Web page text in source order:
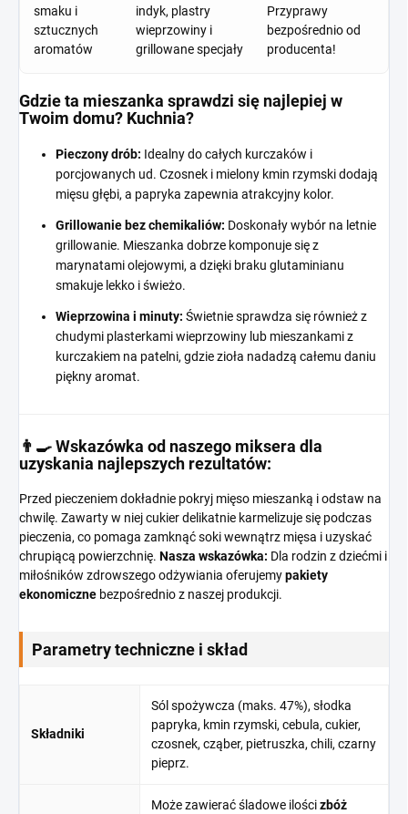
smaku i
sztucznych
aromatów
indyk, plastry
wieprzowiny i
grillowane specjały
Przyprawy
bezpośrednio od
producenta!
Gdzie ta mieszanka sprawdzi się najlepiej w
Twoim domu? Kuchnia?
Pieczony drób: Idealny do całych kurczaków i
porcjowanych ud. Czosnek i mielony kmin rzymski dodają
mięsu głębi, a papryka zapewnia atrakcyjny kolor.
Grillowanie bez chemikaliów: Doskonały wybór na letnie
grillowanie. Mieszanka dobrze komponuje się z
marynatami olejowymi, a dzięki braku glutaminianu
smakuje lekko i świeżo.
Wieprzowina i minuty: Świetnie sprawdza się również z
chudymi plasterkami wieprzowiny lub mieszankami z
kurczakiem na patelni, gdzie zioła nadadzą całemu daniu
piękny aromat.
👨‍🍳 Wskazówka od naszego miksera dla
uzyskania najlepszych rezultatów:
Przed pieczeniem dokładnie pokryj mięso mieszanką i odstaw na
chwilę. Zawarty w niej cukier delikatnie karmelizuje się podczas
pieczenia, co pomaga zamknąć soki wewnątrz mięsa i uzyskać
chrupiącą powierzchnię. Nasza wskazówka: Dla rodzin z dziećmi i
miłośników zdrowszego odżywiania oferujemypakiety
ekonomiczne bezpośrednio z naszej produkcji.
Parametry techniczne i skład
Składniki
Sól spożywcza (maks. 47%), słodka
papryka, kmin rzymski, cebula, cukier,
czosnek, cząber, pietruszka, chili, czarny
pieprz.
Może zawierać śladowe ilościzbóż